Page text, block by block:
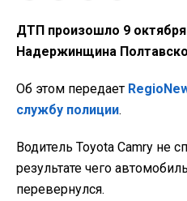
ДТП произошло 9
Надержинщина
Об этом передает
службу полиции.
Водитель Toyota Camry не
результате чего
перевернулся.